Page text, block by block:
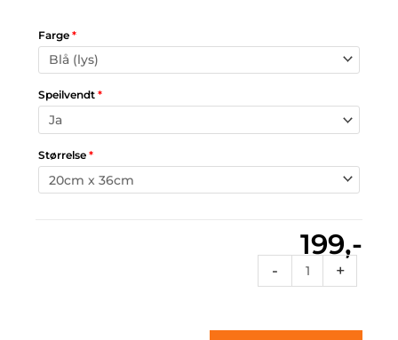
Farge *
Speilvendt *
Størrelse *
199,-
-
40
antall
+